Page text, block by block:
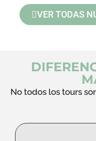
VER TODAS
No todos los tours